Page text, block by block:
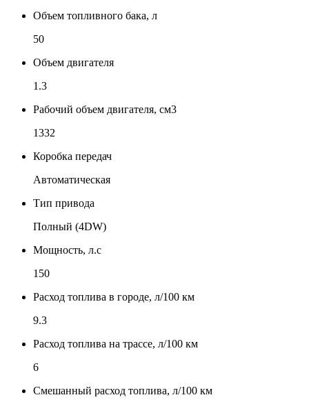
Объем топливного бака, л
50
Объем двигателя
1.3
Рабочий объем двигателя, см3
1332
Коробка передач
Автоматическая
Тип привода
Полный (4DW)
Мощность, л.с
150
Расход топлива в городе, л/100 км
9.3
Расход топлива на трассе, л/100 км
6
Смешанный расход топлива, л/100 км